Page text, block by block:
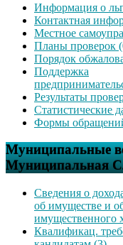
Информация о
Контактная
Местное
Планы проверок
Порядок
Поддержка
Результаты
Статистические
Формы
Муниципальные
Муниципальная
Сведения о
об имуществе и
имущественного
Квалификац.